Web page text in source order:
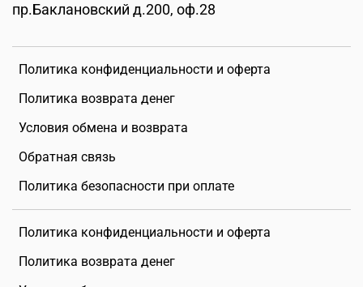
Политика конфиденциальности и оферта
Политика возврата денег
Условия обмена и возврата
Обратная связь
Политика безопасности при оплате
Политика конфиденциальности и оферта
Политика возврата денег
пр.Баклановский д.200, оф.28